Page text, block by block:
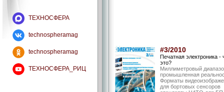
ТЕХНОСФЕРА
technospheramag
technospheramag
ТЕХНОСФЕРА_РИЦ
#3/2010
Печатная электроника -
это?
Миллиметровый
промышленная
Форматы
для бортовых сенсоров